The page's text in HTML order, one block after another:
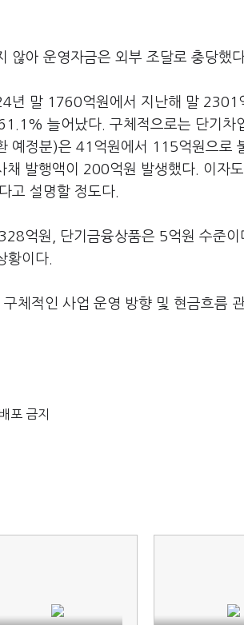
않아 운영자금은 외부 조달로 충당했
년 말 1760억원에서 지난해 말
늘어났다. 구체적으로는 단기차
예정분)은 41억원에서 115억원으로
채 발행액이 200억원 발생했다. 이자
고 설명할 정도다.
억원, 단기금융상품은 5억원 수준
황이다.
체적인 사업 운영 방향 및 현금흐름
포 금지